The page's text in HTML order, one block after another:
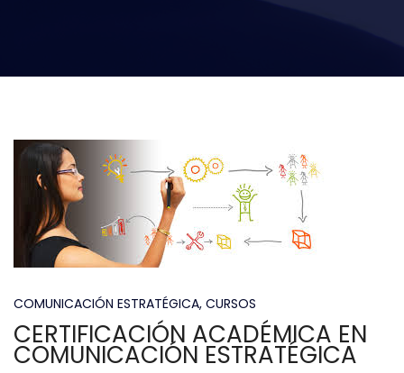
COMUNICACIÓN ESTRATÉGICA, CURSOS
CERTIFICACIÓN ACADÉMICA EN
COMUNICACIÓN ESTRATÉGICA